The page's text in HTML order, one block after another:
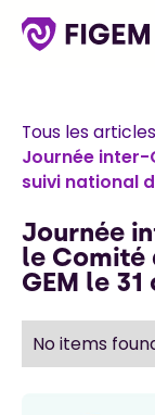
Tous les articles
Journée inter-
suivi national
Journée
le Comité
GEM le
No items